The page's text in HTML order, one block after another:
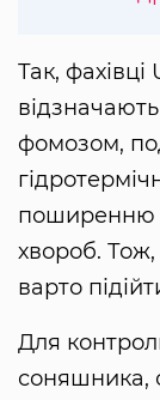
Так, фахівці
фомозом,
поширенню
хвороб.
варто
Для
соняшника,